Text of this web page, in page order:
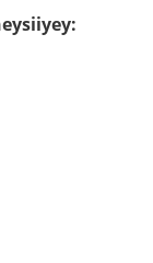
: